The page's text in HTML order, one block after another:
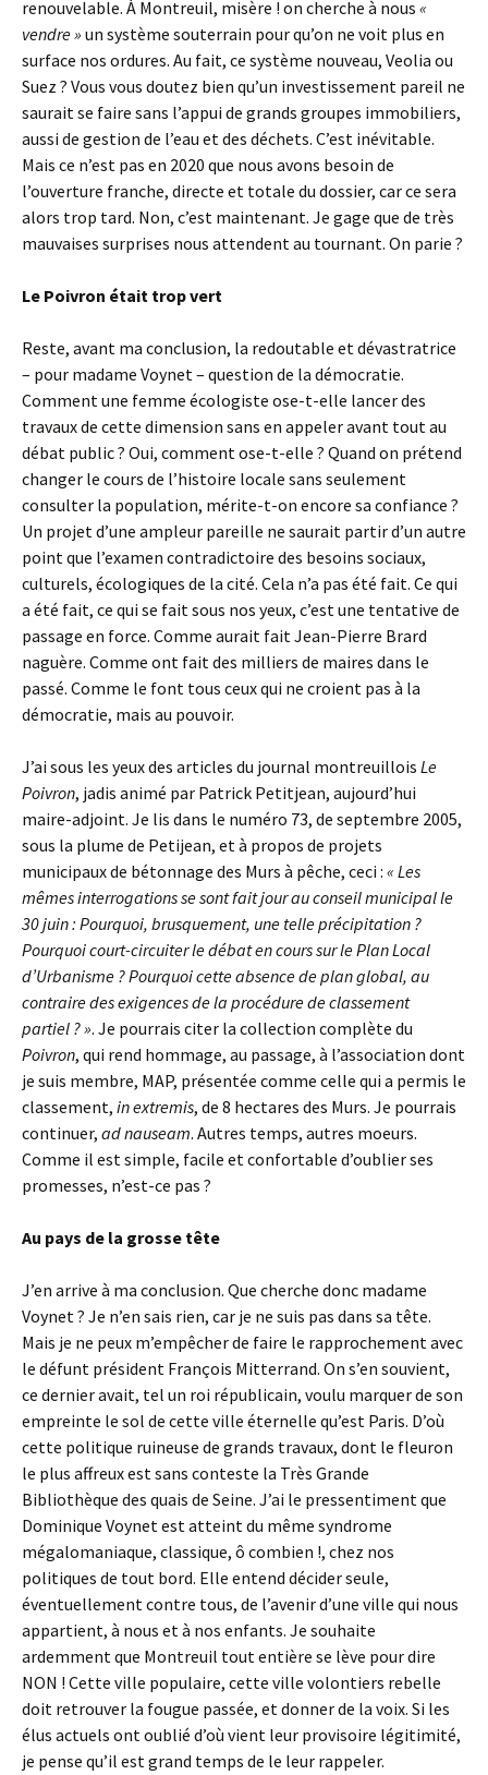
renouvelable. À Montreuil, misère ! on cherche à nous «
vendre » un système souterrain pour qu’on ne voit plus en
surface nos ordures. Au fait, ce système nouveau, Veolia ou
Suez ? Vous vous doutez bien qu’un investissement pareil ne
saurait se faire sans l’appui de grands groupes immobiliers,
aussi de gestion de l’eau et des déchets. C’est inévitable.
Mais ce n’est pas en 2020 que nous avons besoin de
l’ouverture franche, directe et totale du dossier, car ce sera
alors trop tard. Non, c’est maintenant. Je gage que de très
mauvaises surprises nous attendent au tournant. On parie ?
Le Poivron était trop vert
Reste, avant ma conclusion, la redoutable et dévastratrice
– pour madame Voynet – question de la démocratie.
Comment une femme écologiste ose-t-elle lancer des
travaux de cette dimension sans en appeler avant tout au
débat public ? Oui, comment ose-t-elle ? Quand on prétend
changer le cours de l’histoire locale sans seulement
consulter la population, mérite-t-on encore sa confiance ?
Un projet d’une ampleur pareille ne saurait partir d’un autre
point que l’examen contradictoire des besoins sociaux,
culturels, écologiques de la cité. Cela n’a pas été fait. Ce qui
a été fait, ce qui se fait sous nos yeux, c’est une tentative de
passage en force. Comme aurait fait Jean-Pierre Brard
naguère. Comme ont fait des milliers de maires dans le
passé. Comme le font tous ceux qui ne croient pas à la
démocratie, mais au pouvoir.
J’ai sous les yeux des articles du journal montreuillois Le
Poivron, jadis animé par Patrick Petitjean, aujourd’hui
maire-adjoint. Je lis dans le numéro 73, de septembre 2005,
sous la plume de Petijean, et à propos de projets
municipaux de bétonnage des Murs à pêche, ceci : « Les
mêmes interrogations se sont fait jour au conseil municipal le
30 juin : Pourquoi, brusquement, une telle précipitation ?
Pourquoi court-circuiter le débat en cours sur le Plan Local
d’Urbanisme ? Pourquoi cette absence de plan global, au
contraire des exigences de la procédure de classement
partiel ? ». Je pourrais citer la collection complète du
Poivron, qui rend hommage, au passage, à l’association dont
je suis membre, MAP, présentée comme celle qui a permis le
classement, in extremis, de 8 hectares des Murs. Je pourrais
continuer, ad nauseam. Autres temps, autres moeurs.
Comme il est simple, facile et confortable d’oublier ses
promesses, n’est-ce pas ?
Au pays de la grosse tête
J’en arrive à ma conclusion. Que cherche donc madame
Voynet ? Je n’en sais rien, car je ne suis pas dans sa tête.
Mais je ne peux m’empêcher de faire le rapprochement avec
le défunt président François Mitterrand. On s’en souvient,
ce dernier avait, tel un roi républicain, voulu marquer de son
empreinte le sol de cette ville éternelle qu’est Paris. D’où
cette politique ruineuse de grands travaux, dont le fleuron
le plus affreux est sans conteste la Très Grande
Bibliothèque des quais de Seine. J’ai le pressentiment que
Dominique Voynet est atteint du même syndrome
mégalomaniaque, classique, ô combien !, chez nos
politiques de tout bord. Elle entend décider seule,
éventuellement contre tous, de l’avenir d’une ville qui nous
appartient, à nous et à nos enfants. Je souhaite
ardemment que Montreuil tout entière se lève pour dire
NON ! Cette ville populaire, cette ville volontiers rebelle
doit retrouver la fougue passée, et donner de la voix. Si les
élus actuels ont oublié d’où vient leur provisoire légitimité,
je pense qu’il est grand temps de le leur rappeler.